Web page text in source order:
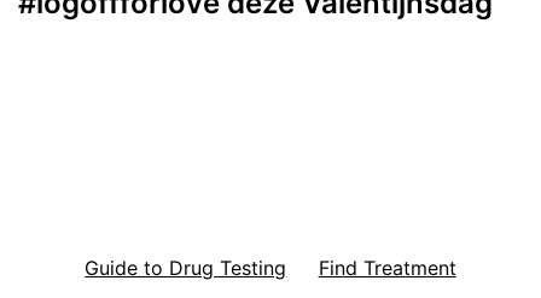
Guide to Drug Testing Find Treatment